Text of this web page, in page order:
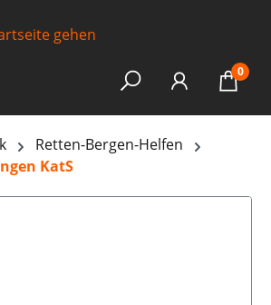
0
Retten-Bergen-Helfen
KatS